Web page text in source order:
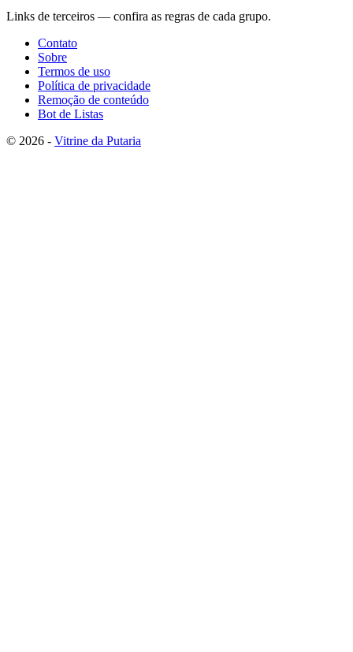
Links de terceiros — confira as regras de cada grupo.
Contato
Sobre
Termos de uso
Política de privacidade
Remoção de conteúdo
Bot de Listas
© 2026 - Vitrine da Putaria